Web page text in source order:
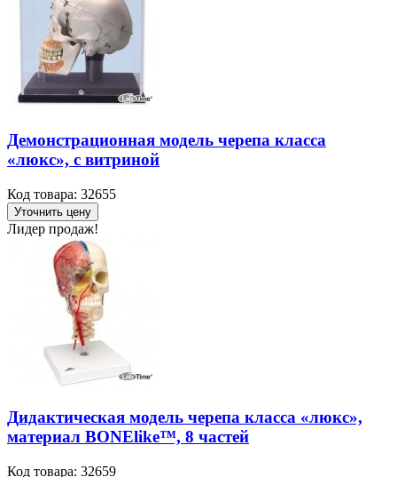
Демонстрационная модель черепа класса
«люкс», с витриной
Код товара: 32655
Уточнить цену
Лидер продаж!
Дидактическая модель черепа класса «люкс»,
материал BONElike™, 8 частей
Код товара: 32659